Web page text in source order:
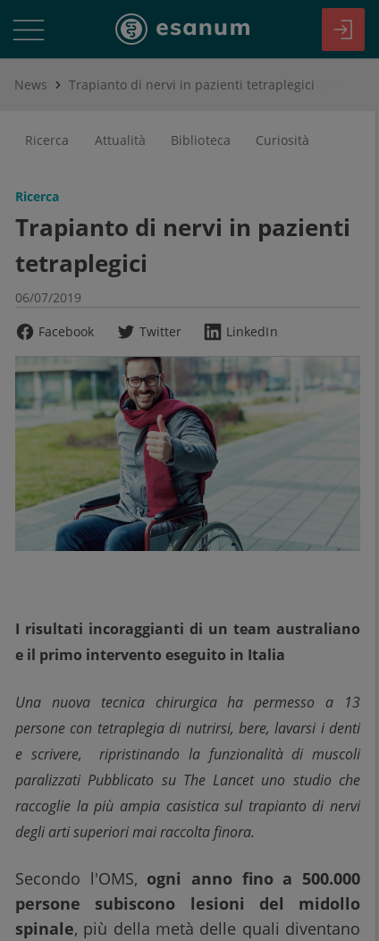
News Trapianto di nervi in pazienti tetraplegici
Ricerca Attualità Biblioteca Curiosità
Ricerca
Trapianto di nervi in pazienti
tetraplegici
06/07/2019
Facebook
Twitter LinkedIn
I risultati incoraggianti di un team australiano
e il primo intervento eseguito in Italia
Una nuova tecnica chirurgica ha permesso a 13
persone con tetraplegia di nutrirsi, bere, lavarsi i denti
e scrivere, ripristinando la funzionalità di muscoli
paralizzati Pubblicato su The Lancet uno studio che
raccoglie la più ampia casistica sul trapianto di nervi
degli arti superiori mai raccolta finora.
Secondo l'OMS, ogni anno fino a 500.000
persone subiscono lesioni del midollo
spinale, più della metà delle quali diventano